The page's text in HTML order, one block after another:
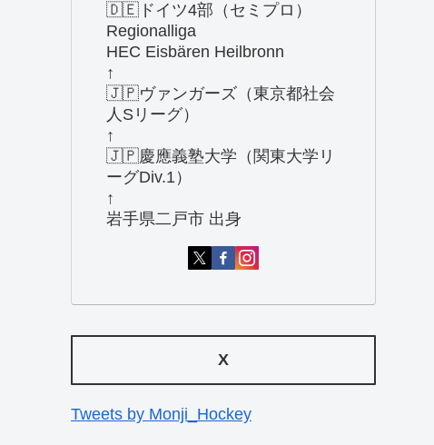
🇩🇪ドイツ4部（セミプロ）
Regionalliga
HEC Eisbären Heilbronn
↑
🇯🇵ヴァンガーズ（東京都社会
人Sリーグ）
↑
🇯🇵慶應義塾大学（関東大学リ
ーグDiv.1）
↑
岩手県二戸市 出身
X
Tweets by Monji_Hockey